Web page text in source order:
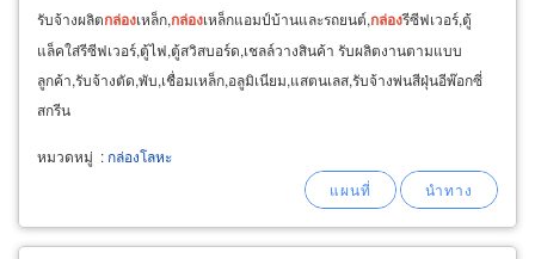
รับจ้างผลิตกล่องเหล็ก,กล่องเหล็กแอมป์บ้านและรถยนต์,กล่องรีซีฟเวอร์,ตู้
แล็คใส่รีซีฟเวอร์,ตู้ไฟ,ตู้สวิสบอร์ด,เชลล์วางสินค้า รับผลิตงานตามแบบ
ลูกค้า,รับจ้างตัด,พับ,เชื่อมเหล็ก,อลูมิเนียม,แสตนเลส,รับจ้างพ่นสีฝุ่นอีพ๊อกซี่
สกรีน
หมวดหมู่ : กล่องโลหะ